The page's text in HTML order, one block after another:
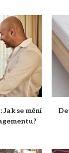
Jak se mění